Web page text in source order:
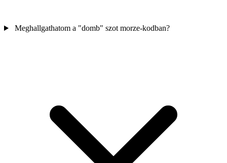
Meghallgathatom a "domb" szot morze-kodban?